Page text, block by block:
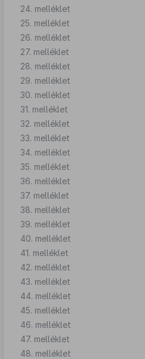
24. melléklet
25. melléklet
26. melléklet
27. melléklet
28. melléklet
29. melléklet
30. melléklet
31. melléklet
32. melléklet
33. melléklet
34. melléklet
35. melléklet
36. melléklet
37. melléklet
38. melléklet
39. melléklet
40. melléklet
41. melléklet
42. melléklet
43. melléklet
44. melléklet
45. melléklet
46. melléklet
47. melléklet
48. melléklet